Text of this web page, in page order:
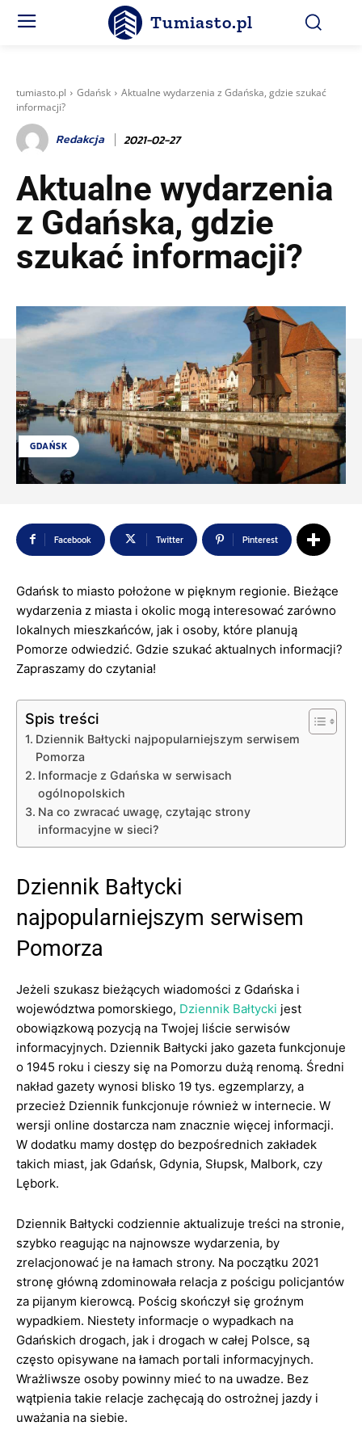
Tumiasto.pl
tumiasto.pl Gdańsk
Aktualne wydarzenia z Gdańska, gdzie szukać
informacji?
Redakcja 2021-02-27
Aktualne wydarzenia
z Gdańska, gdzie
szukać informacji?
GDAŃSK
Facebook Twitter Pinterest
Gdańsk to miasto położone w pięknym regionie. Bieżące
wydarzenia z miasta i okolic mogą interesować zarówno
lokalnych mieszkańców, jak i osoby, które planują
Pomorze odwiedzić. Gdzie szukać aktualnych informacji?
Zapraszamy do czytania!
Spis treści
Dziennik Bałtycki najpopularniejszym serwisem
Pomorza
Informacje z Gdańska w serwisach
ogólnopolskich
Na co zwracać uwagę, czytając strony
informacyjne w sieci?
Dziennik Bałtycki
najpopularniejszym serwisem
Pomorza
Jeżeli szukasz bieżących wiadomości z Gdańska i
województwa pomorskiego, Dziennik Bałtycki jest
obowiązkową pozycją na Twojej liście serwisów
informacyjnych. Dziennik Bałtycki jako gazeta funkcjonuje
o 1945 roku i cieszy się na Pomorzu dużą renomą. Średni
nakład gazety wynosi blisko 19 tys. egzemplarzy, a
przecież Dziennik funkcjonuje również w internecie. W
wersji online dostarcza nam znacznie więcej informacji.
W dodatku mamy dostęp do bezpośrednich zakładek
takich miast, jak Gdańsk, Gdynia, Słupsk, Malbork, czy
Lębork.
Dziennik Bałtycki codziennie aktualizuje treści na stronie,
szybko reagując na najnowsze wydarzenia, by
zrelacjonować je na łamach strony. Na początku 2021
stronę główną zdominowała relacja z pościgu policjantów
za pijanym kierowcą. Pościg skończył się groźnym
wypadkiem. Niestety informacje o wypadkach na
Gdańskich drogach, jak i drogach w całej Polsce, są
często opisywane na łamach portali informacyjnych.
Wrażliwsze osoby powinny mieć to na uwadze. Bez
wątpienia takie relacje zachęcają do ostrożnej jazdy i
uważania na siebie.